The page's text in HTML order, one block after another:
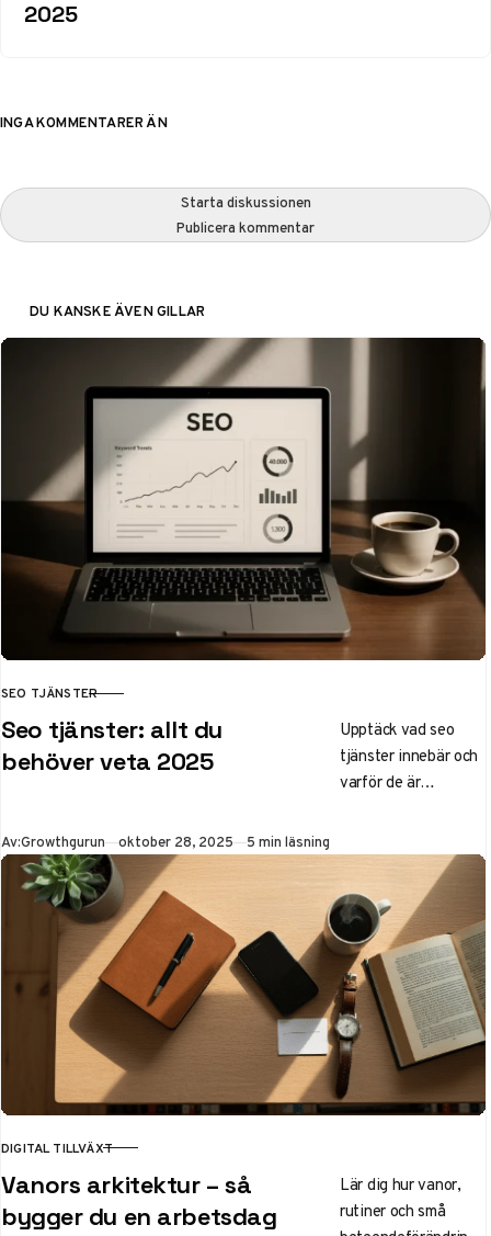
2025
INGA KOMMENTARER ÄN
Starta diskussionen
Publicera kommentar
DU KANSKE ÄVEN GILLAR
KATEGORI
SEO TJÄNSTER
Seo tjänster: allt du
behöver veta 2025
Upptäck vad seo
tjänster innebär och
varför de är
2025. Lär dig typer
som on-page och
lokal seo, kostnader
samt trender med
AI-integration för
ökad synlighet och
organisk trafik.
Av:Growthgurun Publicerad
oktober 28, 2025 5 min läsning
KATEGORI
DIGITAL TILLVÄXT
Vanors arkitektur – så
bygger du en arbetsdag
Lär dig hur vanor,
rutiner och små